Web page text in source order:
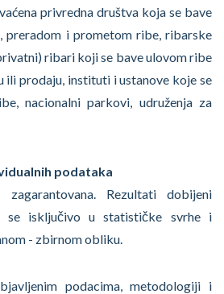
privredna društva koja se bave
preradom i prometom ribe, ribarske
ribari koji se bave ulovom ribe
ili prodaju, instituti i ustanove koje se
nacionalni parkovi, udruženja za
podataka
Rezultati dobijeni
se isključivo u statističke svrhe i
- zbirnom obliku.
podacima, metodologiji i